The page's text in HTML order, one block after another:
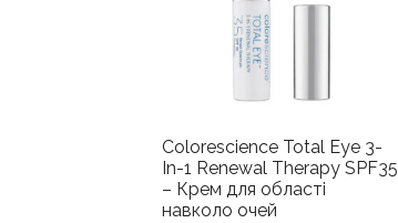
Colorescience Total Eye 3-
In-1 Renewal Therapy SPF35
– Крем для області
навколо очей